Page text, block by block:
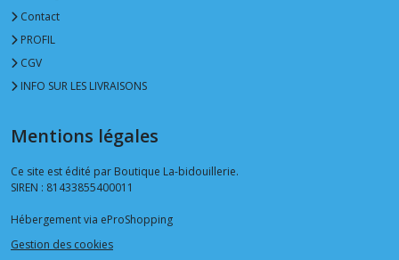
Contact
PROFIL
CGV
INFO SUR LES LIVRAISONS
Mentions légales
Ce site est édité par Boutique La-bidouillerie.
SIREN : 81433855400011
Hébergement via eProShopping
Gestion des cookies